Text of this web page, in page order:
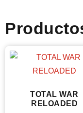
TOTAL WAR
RELOADED